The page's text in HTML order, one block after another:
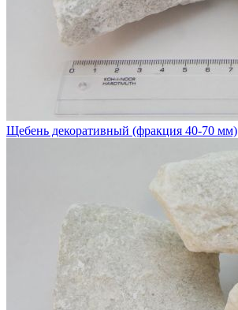
Щебень декоративный (фракция 40-70 мм)